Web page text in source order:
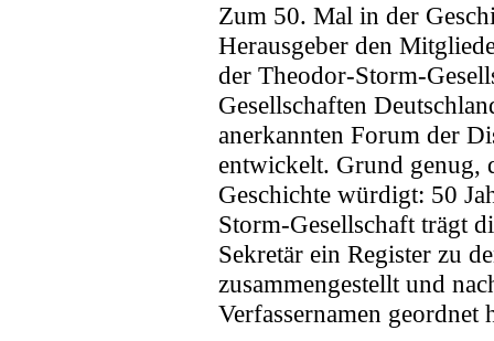
Zum 50. Mal in der
Herausgeber den
der Theodor-Storm-
Gesellschaften
anerkannten Forum der
entwickelt. Grund genug,
Geschichte würdigt: 50
Storm-Gesellschaft trägt
Sekretär ein Register zu
zusammengestellt und
Verfassernamen geordnet